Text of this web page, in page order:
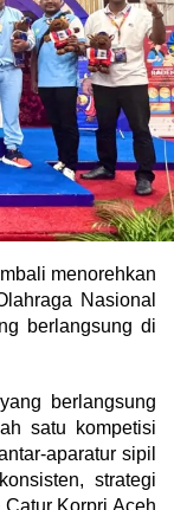
menorehkan
Nasional
berlangsung di
berlangsung
satu kompetisi
aparatur sipil
strategi